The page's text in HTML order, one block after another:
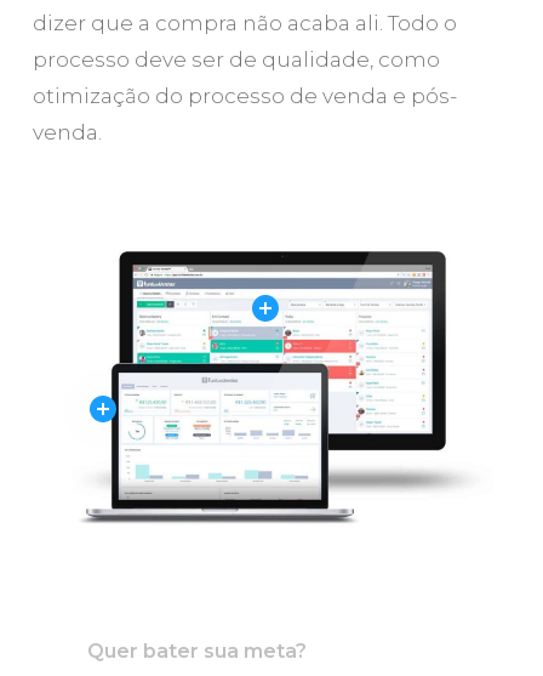
dizer que a compra não acaba ali. Todo o
processo deve ser de qualidade, como
otimização do processo de venda e pós-
venda.
Quer bater sua meta?